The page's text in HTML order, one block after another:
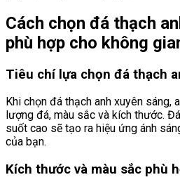
Cách chọn đá thạch
phù hợp cho không
Tiêu chí lựa chọn đá thạch
Khi chọn đá thạch anh xuyên sáng,
lượng đá, màu sắc và kích thước.
suốt cao sẽ tạo ra hiệu ứng ánh
của bạn.
Kích thước và màu sắc phù